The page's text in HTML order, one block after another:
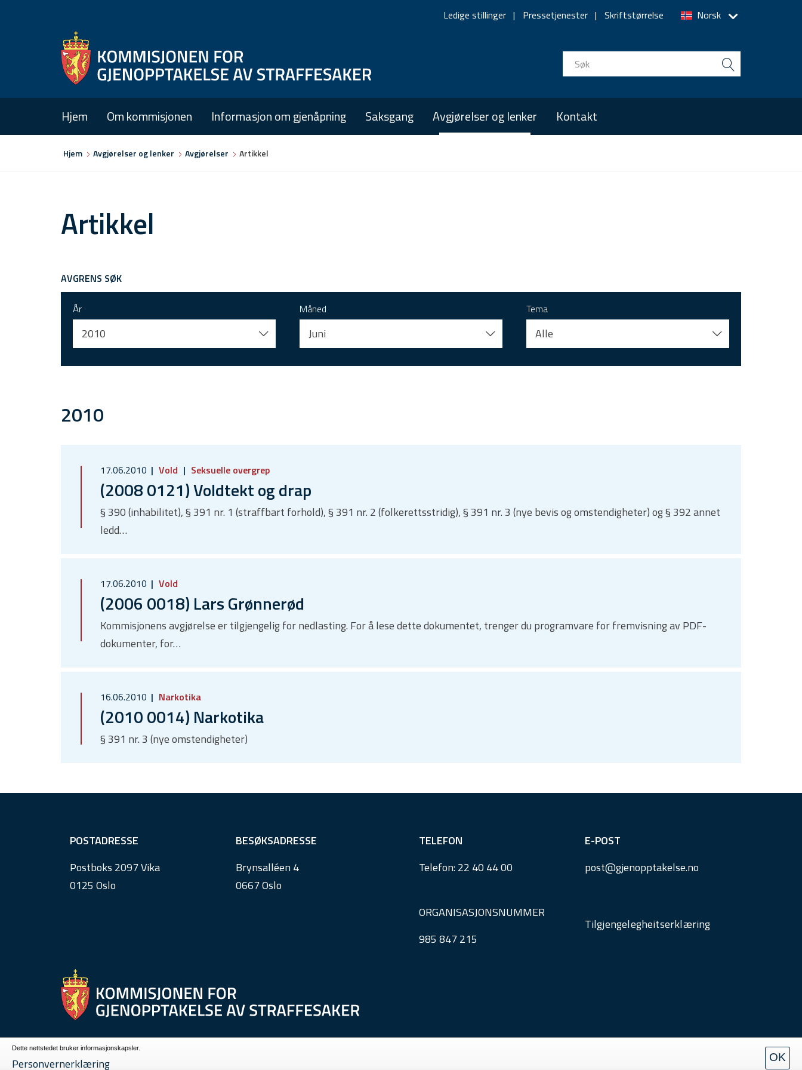
navigation
Norsk
Ledige stillinger Pressetjenester Skriftstørrelse
Hjem Om kommisjonen Informasjon om gjenåpning Saksgang Avgjørelser og lenker Kontakt
Hjem Avgjørelser og lenker Avgjørelser Artikkel
Artikkel
AVGRENS SØK
År
2010
Måned
Juni
Tema
Alle
2010
17.06.2010 Vold Seksuelle overgrep
(2008 0121) Voldtekt og drap
§ 390 (inhabilitet), § 391 nr. 1 (straffbart forhold), § 391 nr. 2 (folkerettsstridig), § 391 nr. 3 (nye bevis og omstendigheter) og § 392 annet
ledd…
17.06.2010 Vold
(2006 0018) Lars Grønnerød
Kommisjonens avgjørelse er tilgjengelig for nedlasting. For å lese dette dokumentet, trenger du programvare for fremvisning av PDF-
dokumenter, for…
16.06.2010 Narkotika
(2010 0014) Narkotika
§ 391 nr. 3 (nye omstendigheter)
POSTADRESSE
Postboks 2097 Vika
0125 Oslo
BESØKSADRESSE
Brynsalléen 4
0667 Oslo
TELEFON
Telefon:22 40 44 00
ORGANISASJONSNUMMER
985 847 215
E-POST
post@gjenopptakelse.no
Tilgjengelegheitserklæring
Dette nettstedet bruker informasjonskapsler.
Personvernerklæring OK